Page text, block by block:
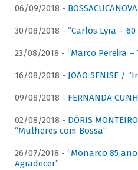
06/09/2018 -
30/08/2018 - “Carlos Lyra –
23/08/2018 - “Marco Pereira –
16/08/2018 - JOÃO SENISE /
09/08/2018 - FERNANDA
02/08/2018 - DÓRIS
“Mulheres com Bossa”
26/07/2018 - “Monarco 85
Agradecer”